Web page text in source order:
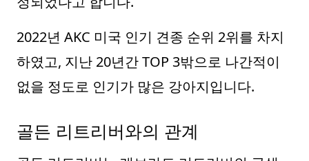
2022년 AKC 미국 인기 견종 순위 2위를 차지
하였고, 지난 20년간 TOP 3밖으로 나간적이
없을 정도로 인기가 많은 강아지입니다.
골든 리트리버와의 관계